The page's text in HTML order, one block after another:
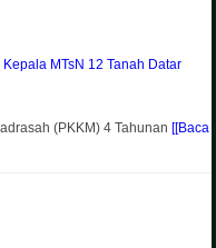
MTsN 12 Tanah Datar
(PKKM) 4 Tahunan[[Baca